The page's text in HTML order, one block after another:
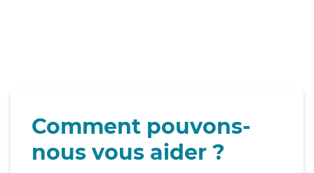
Comment pouvons-
nous vous aider ?